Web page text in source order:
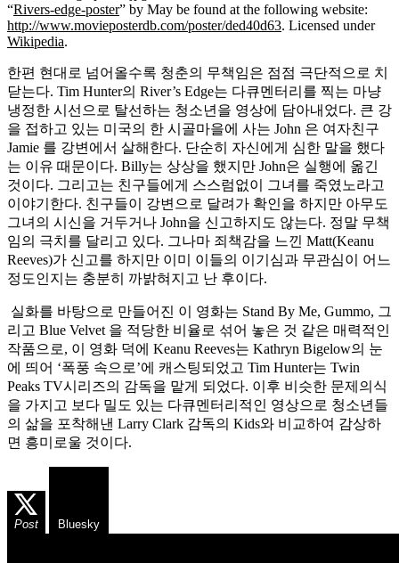
“Rivers-edge-poster” by May be found at the following website:
http://www.movieposterdb.com/poster/ded40d63. Licensed under
Wikipedia.
한편 현대로 넘어올수록 청춘의 무책임은 점점 극단적으로 치
닫는다. Tim Hunter의 River’s Edge는 다큐멘터리를 찍는 마냥
냉정한 시선으로 탈선하는 청소년을 영상에 담아내었다. 큰 강
을 접하고 있는 미국의 한 시골마을에 사는 John 은 여자친구
Jamie 를 강변에서 살해한다. 단순히 자신에게 심한 말을 했다
는 이유 때문이다. Billy는 상상을 했지만 John은 실행에 옮긴
것이다. 그리고는 친구들에게 스스럼없이 그녀를 죽였노라고
이야기한다. 친구들이 강변으로 달려가 확인을 하지만 아무도
그녀의 시신을 거두거나 John을 신고하지도 않는다. 정말 무책
임의 극치를 달리고 있다. 그나마 죄책감을 느낀 Matt(Keanu
Reeves)가 신고를 하지만 이미 이들의 이기심과 무관심이 어느
정도인지는 충분히 까밝혀지고 난 후이다.
실화를 바탕으로 만들어진 이 영화는 Stand By Me, Gummo, 그
리고 Blue Velvet 을 적당한 비율로 섞어 놓은 것 같은 매력적인
작품으로, 이 영화 덕에 Keanu Reeves는 Kathryn Bigelow의 눈
에 띄어 ‘폭풍 속으로’에 캐스팅되었고 Tim Hunter는 Twin
Peaks TV시리즈의 감독을 맡게 되었다. 이후 비슷한 문제의식
을 가지고 보다 밀도 있는 다큐멘터리적인 영상으로 청소년들
의 삶을 포착해낸 Larry Clark 감독의 Kids와 비교하여 감상하
면 흥미로울 것이다.
Post Bluesky